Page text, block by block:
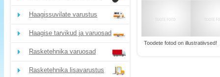
Haagissuvilate varustus
Haagise tarvikud ja varuosad
Rasketehnika varuosad
Rasketehnika lisavarustus
Toodete fotod on illustratiivsed!